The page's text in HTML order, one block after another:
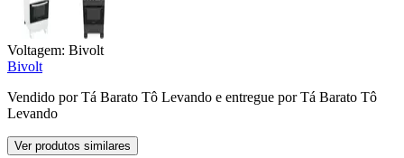
Voltagem: Bivolt
Bivolt
Vendido porTá Barato Tô Levando e entregue por Tá Barato Tô
Levando
Ver produtos similares